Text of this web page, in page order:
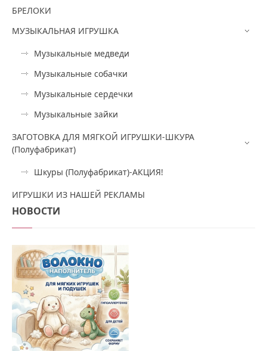
БРЕЛОКИ
МУЗЫКАЛЬНАЯ ИГРУШКА
Музыкальные медведи
Музыкальные собачки
Музыкальные сердечки
Музыкальные зайки
ЗАГОТОВКА ДЛЯ МЯГКОЙ ИГРУШКИ-ШКУРА
(Полуфабрикат)
Шкуры (Полуфабрикат)-АКЦИЯ!
ИГРУШКИ ИЗ НАШЕЙ РЕКЛАМЫ
НОВОСТИ